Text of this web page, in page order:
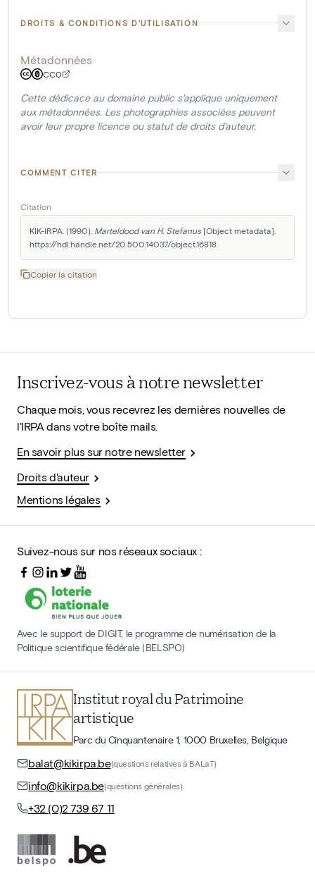
DROITS & CONDITIONS D'UTILISATION
Métadonnées
CC0
Cette dédicace au domaine public s'applique uniquement
aux métadonnées. Les photographies associées peuvent
avoir leur propre licence ou statut de droits d'auteur.
COMMENT CITER
Citation
KIK-IRPA. (1990). Marteldood van H. Stefanus [Object metadata].
https://hdl.handle.net/20.500.14037/object.16818
Copier la citation
Inscrivez-vous à notre newsletter
Chaque mois, vous recevrez les dernières nouvelles de
l'IRPA dans votre boîte mails.
En savoir plus sur notre newsletter
Droits d'auteur
Mentions légales
Suivez-nous sur nos réseaux sociaux :
Avec le support de DIGIT, le programme de numérisation de la
Politique scientifique fédérale (BELSPO)
Institut royal du Patrimoine
artistique
Parc du Cinquantenaire 1, 1000 Bruxelles, Belgique
balat@kikirpa.be(questions relatives à BALaT)
info@kikirpa.be(questions générales)
+32 (0)2 739 67 11